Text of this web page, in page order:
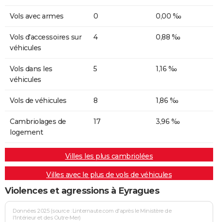
Vols avec armes 0 0,00 ‰
Vols d'accessoires sur
véhicules
4 0,88 ‰
Vols dans les
véhicules
5 1,16 ‰
Vols de véhicules 8 1,86 ‰
Cambriolages de
logement
17 3,96 ‰
Villes les plus cambriolées
Villes avec le plus de vols de véhicules
Violences et agressions à Eyragues
Données 2025 (source : Linternaute.com d'après le Ministère de
l'Intérieur et des Outre-Mer)